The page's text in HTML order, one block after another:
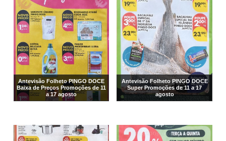
Antevisão Folheto PINGO DOCE
Baixa de Preços Promoções de 11
a 17 agosto
Antevisão Folheto PINGO DOCE
Super Promoções de 11 a 17
agosto